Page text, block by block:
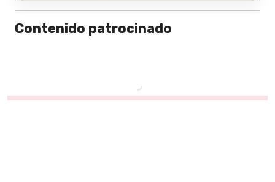
Contenido patrocinado